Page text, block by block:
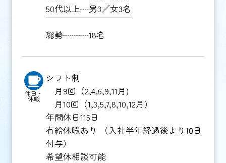
50代以上┈男3／女3名
￣￣￣￣￣￣￣￣￣￣
総勢┈┈┈18名
休日・
休暇
シフト制
月9回（2,4,6,9,11月)
月10回（1,3,5,7,8,10,12月）
年間休日115日
有給休暇あり （入社半年経過後より10日
付与）
希望休相談可能